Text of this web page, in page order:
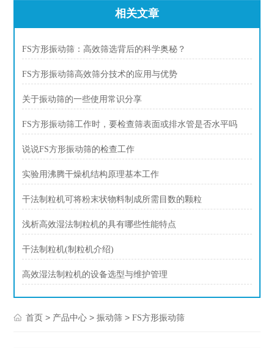
相关文章
FS方形振动筛：高效筛选背后的科学奥秘？
FS方形振动筛高效筛分技术的应用与优势
关于振动筛的一些使用常识分享
FS方形振动筛工作时，要检查筛表面或排水管是否水平吗
说说FS方形振动筛的检查工作
实验用沸腾干燥机结构原理基本工作
干法制粒机可将粉末状物料制成所需目数的颗粒
浅析高效湿法制粒机的具有哪些性能特点
干法制粒机(制粒机介绍)
高效湿法制粒机的设备选型与维护管理
首页 > 产品中心 >振动筛 >FS方形振动筛